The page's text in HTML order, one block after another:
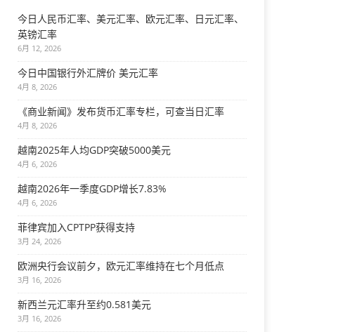
今日人民币汇率、美元汇率、欧元汇率、日元汇率、
英镑汇率
6月 12, 2026
今日中国银行外汇牌价 美元汇率
4月 8, 2026
《商业新闻》发布货币汇率专栏，可查当日汇率
4月 8, 2026
越南2025年人均GDP突破5000美元
4月 6, 2026
越南2026年一季度GDP增长7.83%
4月 6, 2026
菲律宾加入CPTPP获得支持
3月 24, 2026
欧洲央行会议前夕，欧元汇率维持在七个月低点
3月 16, 2026
新西兰元汇率升至约0.581美元
3月 16, 2026